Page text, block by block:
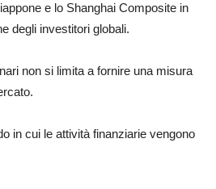
e lo Shanghai Composite in
degli investitori globali.
non si limita a fornire una misura
in cui le attività finanziarie vengono